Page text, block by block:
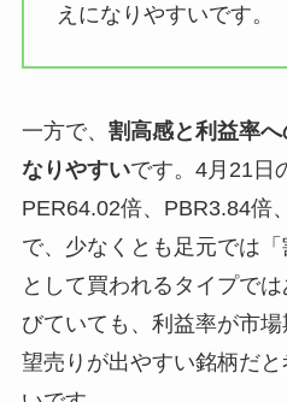
えになりやすいです。
一方で、 割高感と利益率
なりやすいです。4月21日
PER64.02倍、PBR3.84倍
で、少なくとも足元では「
として買われるタイプで
びていても、利益率が市
望売りが出やすい銘柄だ